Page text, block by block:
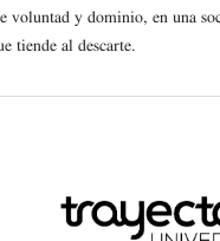
voluntad y dominio, en una
tiende al descarte.